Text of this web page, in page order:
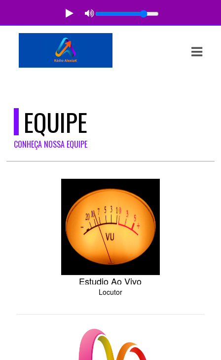
EQUIPE
CONHEÇA NOSSA EQUIPE
Estudio Ao Vivo
Locutor